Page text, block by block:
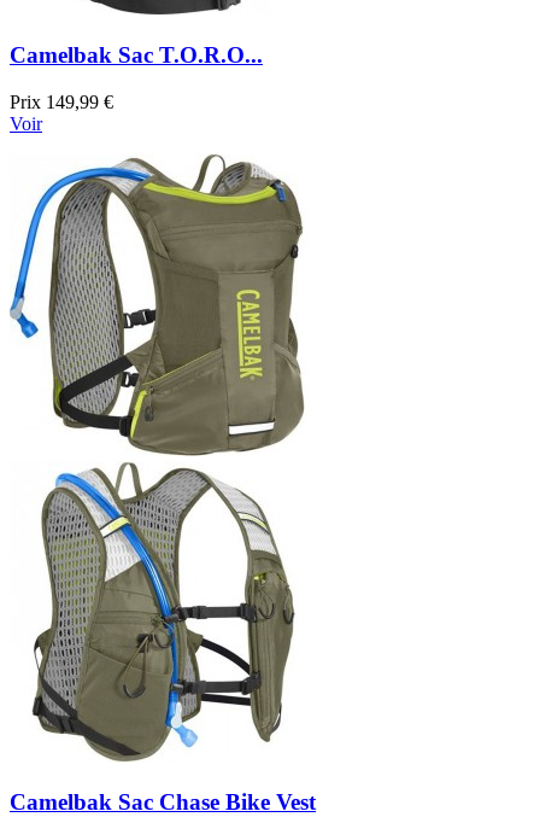
Camelbak Sac T.O.R.O...
Prix 149,99 €
Voir
Camelbak Sac Chase Bike Vest